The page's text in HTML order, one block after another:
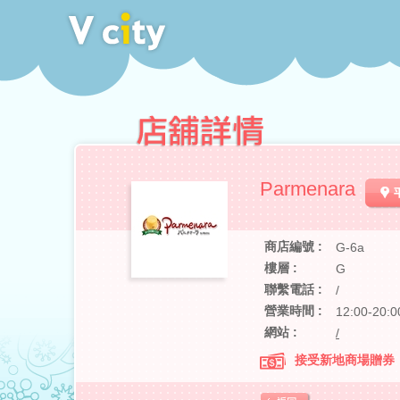
Parmenara
商店編號 :
G-6a
樓層 :
G
聯繫電話 :
/
營業時間 :
12:00-
網站 :
/
接受新地商場贈券